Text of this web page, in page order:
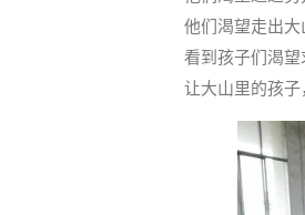
他们渴望走出大
看到孩子们渴
让大山里的孩